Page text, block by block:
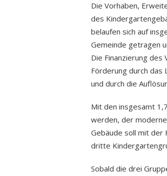
Die Vorhaben,
des
belaufen sich auf
Gemeinde getragen
Die Finanzierung
Förderung durch das
und durch die
Mit den insgesamt
werden, der
Gebäude soll mit der
dritte
Sobald die drei